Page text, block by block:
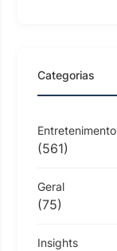
Categorias
Entretenimento
(561)
Geral
(75)
Insights